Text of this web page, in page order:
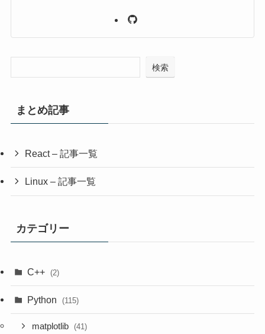
検索
まとめ記事
React – 記事一覧
Linux – 記事一覧
カテゴリー
C++ (2)
Python (115)
matplotlib (41)